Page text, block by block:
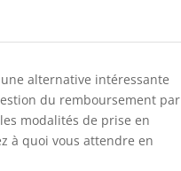
alternative intéressante
du remboursement par
modalités de prise en
à quoi vous attendre en